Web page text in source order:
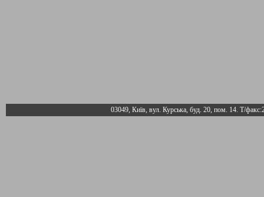
03049, Київ, вул. Курська, буд. 20, пом. 14. Т/